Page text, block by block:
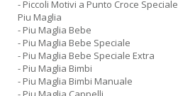
- Piccoli Motivi a Punto Croce Speciale
Piu Maglia
- Piu Maglia Bebe
- Piu Maglia Bebe Speciale
- Piu Maglia Bebe Speciale Extra
- Piu Maglia Bimbi
- Piu Maglia Bimbi Manuale